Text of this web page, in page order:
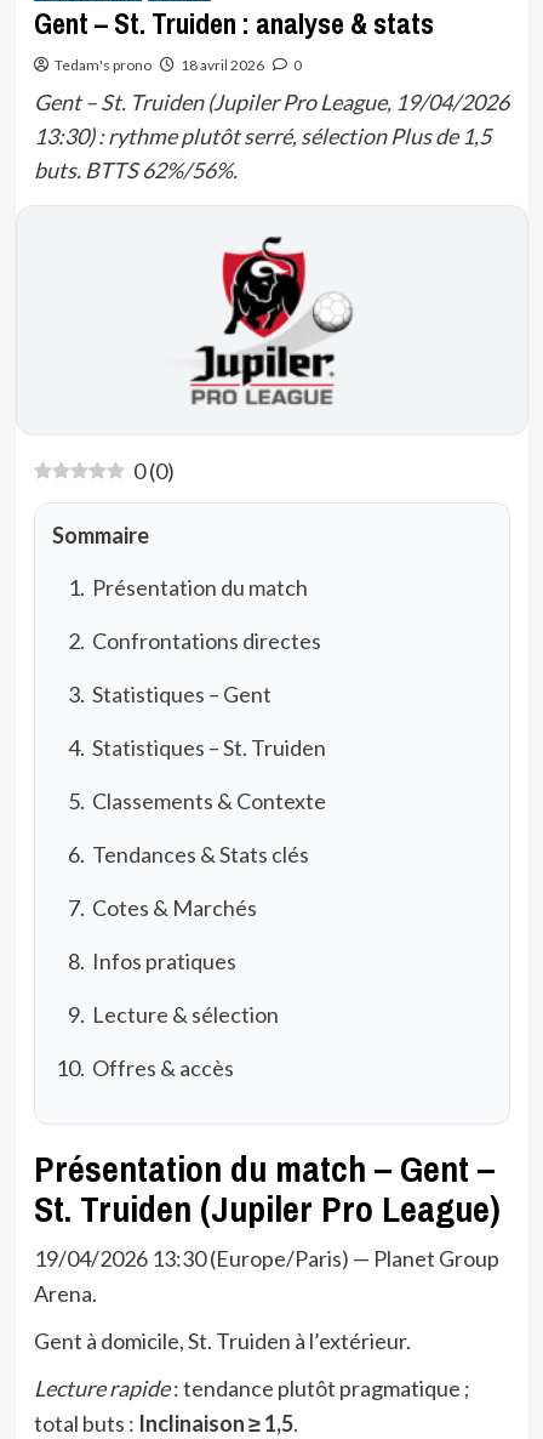
Gent – St. Truiden : analyse & stats
Tedam's prono 18 avril 2026 0
Gent – St. Truiden (Jupiler Pro League, 19/04/2026
13:30) : rythme plutôt serré, sélection Plus de 1,5
buts. BTTS 62%/56%.
0(0)
Sommaire
Présentation du match
Confrontations directes
Statistiques – Gent
Statistiques – St. Truiden
Classements & Contexte
Tendances & Stats clés
Cotes & Marchés
Infos pratiques
Lecture & sélection
Offres & accès
Présentation du match – Gent –
St. Truiden (Jupiler Pro League)
19/04/2026 13:30 (Europe/Paris) — Planet Group
Arena.
Gent à domicile, St. Truiden à l’extérieur.
Lecture rapide: tendance plutôt pragmatique ;
total buts : Inclinaison ≥ 1,5.